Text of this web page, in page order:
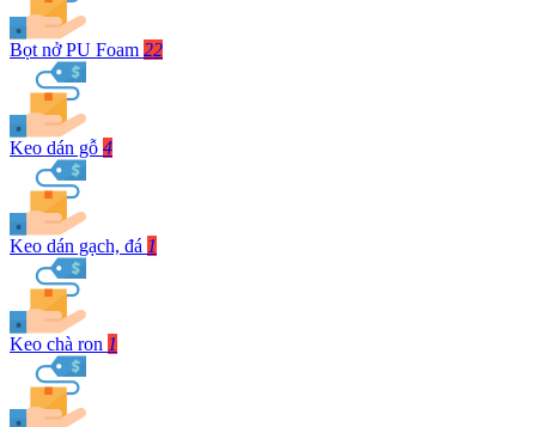
Bọt nở PU Foam 22
Keo dán gỗ 4
Keo dán gạch, đá 1
Keo chà ron 1